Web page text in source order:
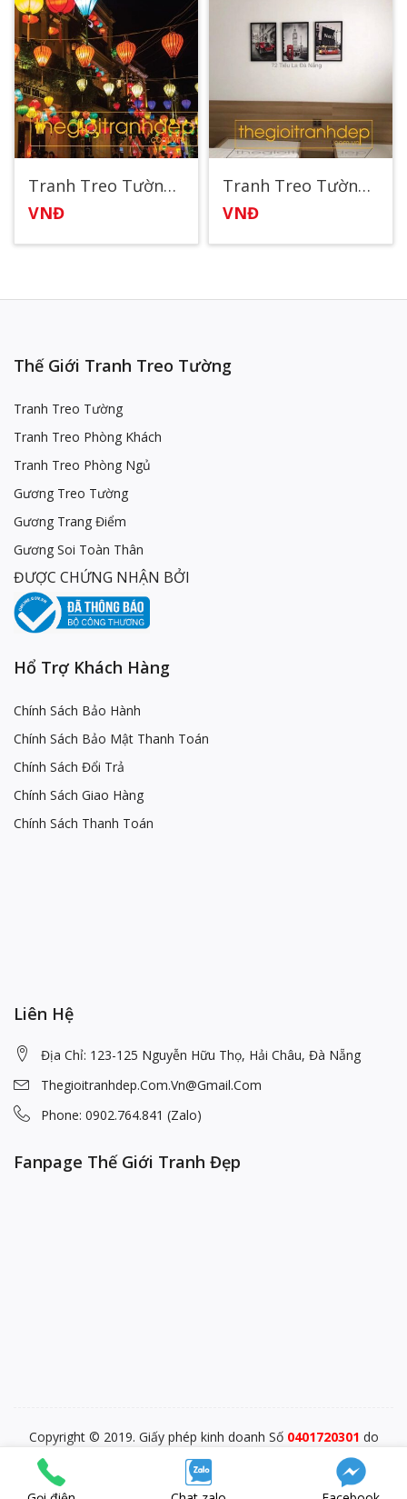
Tranh Treo Tường Đèn Lồng
VNĐ
Tranh Treo Tường Thành Phố London
VNĐ
Thế Giới Tranh Treo Tường
Tranh Treo Tường
Tranh Treo Phòng Khách
Tranh Treo Phòng Ngủ
Gương Treo Tường
Gương Trang Điểm
Gương Soi Toàn Thân
ĐƯỢC CHỨNG NHẬN BỞI
Hổ Trợ Khách Hàng
Chính Sách Bảo Hành
Chính Sách Bảo Mật Thanh Toán
Chính Sách Đổi Trả
Chính Sách Giao Hàng
Chính Sách Thanh Toán
Liên Hệ
Địa Chỉ: 123-125 Nguyễn Hữu Thọ, Hải Châu, Đà Nẵng
Thegioitranhdep.com.vn@gmail.com
Phone: 0902.764.841 (Zalo)
Fanpage Thế Giới Tranh Đẹp
Copyright © 2019. Giấy phép kinh doanh Số 0401720301 do
PĐKKD Sở KHĐT TP. Đà Nẵng cấp ngày 28/12/2015